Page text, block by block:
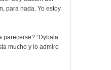
para nada. Yo estoy
parecerse? “Dybala
mucho y lo admiro